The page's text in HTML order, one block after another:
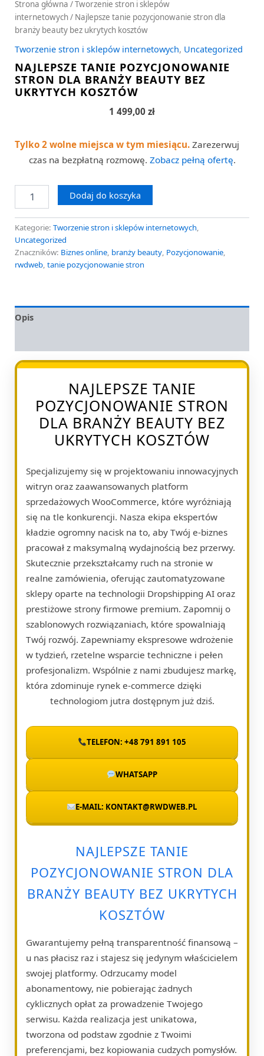
Strona główna /Tworzenie stron i sklepów
internetowych/ Najlepsze tanie pozycjonowanie stron dla
branży beauty bez ukrytych kosztów
Tworzenie stron i sklepów internetowych, Uncategorized
NAJLEPSZE TANIE POZYCJONOWANIE
STRON DLA BRANŻY BEAUTY BEZ
UKRYTYCH KOSZTÓW
1 499,00 zł
Tylko 2 wolne miejsca w tym miesiącu. Zarezerwuj
czas na bezpłatną rozmowę. Zobacz pełną ofertę.
Dodaj do koszyka
Kategorie: Tworzenie stron i sklepów internetowych,
Uncategorized
Znaczników: Biznes online, branży beauty, Pozycjonowanie,
rwdweb, tanie pozycjonowanie stron
Opis
NAJLEPSZE TANIE
POZYCJONOWANIE STRON
DLA BRANŻY BEAUTY BEZ
UKRYTYCH KOSZTÓW
Specjalizujemy się w projektowaniu innowacyjnych
witryn oraz zaawansowanych platform
sprzedażowych WooCommerce, które wyróżniają
się na tle konkurencji. Nasza ekipa ekspertów
kładzie ogromny nacisk na to, aby Twój e-biznes
pracował z maksymalną wydajnością bez przerwy.
Skutecznie przekształcamy ruch na stronie w
realne zamówienia, oferując zautomatyzowane
sklepy oparte na technologii Dropshipping AI oraz
prestiżowe strony firmowe premium. Zapomnij o
szablonowych rozwiązaniach, które spowalniają
Twój rozwój. Zapewniamy ekspresowe wdrożenie
w tydzień, rzetelne wsparcie techniczne i pełen
profesjonalizm. Wspólnie z nami zbudujesz markę,
która zdominuje rynek e-commerce dzięki
technologiom jutra dostępnym już dziś.
TELEFON: +48 791 891 105
WHATSAPP
E-MAIL: KONTAKT@RWDWEB.PL
NAJLEPSZE TANIE
POZYCJONOWANIE STRON DLA
BRANŻY BEAUTY BEZ UKRYTYCH
KOSZTÓW
Gwarantujemy pełną transparentność finansową –
u nas płacisz raz i stajesz się jedynym właścicielem
swojej platformy. Odrzucamy model
abonamentowy, nie pobierając żadnych
cyklicznych opłat za prowadzenie Twojego
serwisu. Każda realizacja jest unikatowa,
tworzona od podstaw zgodnie z Twoimi
preferencjami, bez kopiowania cudzych pomysłów.